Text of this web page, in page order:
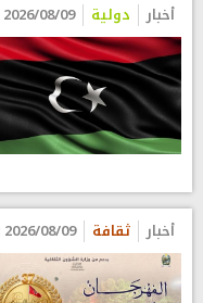
أخبار دولية 2026/08/09 22:05
أخبار ثقافة 2026/08/09 21:02